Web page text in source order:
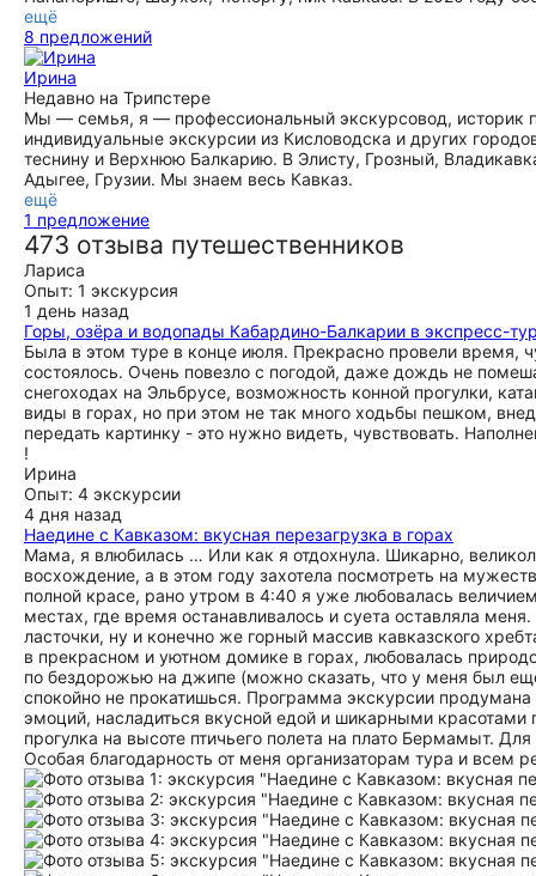
ещё
8 предложений
Ирина
Недавно на Трипстере
Мы — семья, я — профессиональный экскурсовод,
индивидуальные экскурсии из Кисловодска и других
теснину и Верхнюю Балкарию. В Элисту, Грозный,
Адыгее, Грузии. Мы знаем весь Кавказ.
ещё
1 предложение
473 отзыва путешественников
Лариса
Опыт: 1 экскурсия
1 день назад
Горы, озёра и водопады Кабардино-Балкарии в экспресс-
Была в этом туре в конце июля. Прекрасно провели время,
состоялось. Очень повезло с погодой, даже дождь не
снегоходах на Эльбрусе, возможность конной прогулки,
виды в горах, но при этом не так много ходьбы пешком,
передать картинку - это нужно видеть, чувствовать.
!
Ирина
Опыт: 4 экскурсии
4 дня назад
Наедине с Кавказом: вкусная перезагрузка в горах
Мама, я влюбилась … Или как я отдохнула. Шикарно,
восхождение, а в этом году захотела посмотреть на
полной красе, рано утром в 4:40 я уже любовалась
местах, где время останавливалось и суета оставляла
ласточки, ну и конечно же горный массив кавказского
в прекрасном и уютном домике в горах, любовалась
по бездорожью на джипе (можно сказать, что у меня был
спокойно не прокатишься. Программа экскурсии
эмоций, насладиться вкусной едой и шикарными
прогулка на высоте птичьего полета на плато Бермамыт.
Особая благодарность от меня организаторам тура и всем